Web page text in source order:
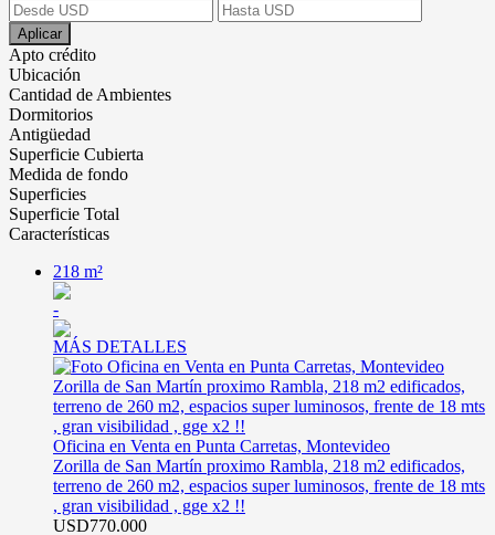
Aplicar
Apto crédito
Ubicación
Cantidad de Ambientes
Dormitorios
Antigüedad
Superficie Cubierta
Medida de fondo
Superficies
Superficie Total
Características
218 m²
-
MÁS DETALLES
Oficina en Venta en Punta Carretas, Montevideo
Zorilla de San Martín proximo Rambla, 218 m2 edificados,
terreno de 260 m2, espacios super luminosos, frente de 18 mts
, gran visibilidad , gge x2 !!
USD770.000